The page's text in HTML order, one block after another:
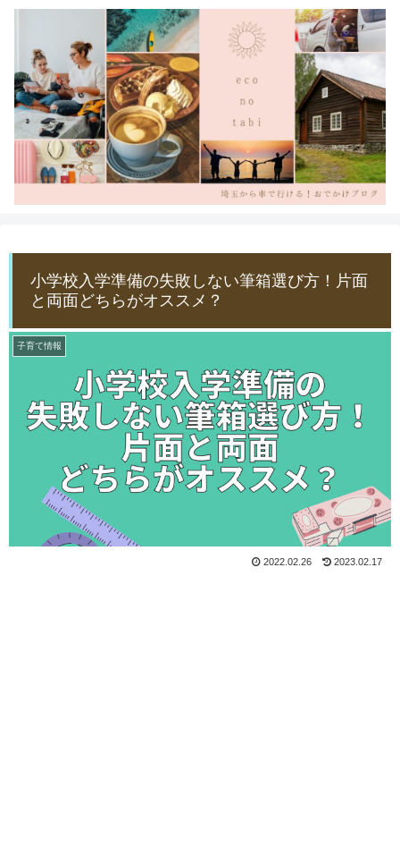
小学校入学準備の失敗しない筆箱選び方！片面
と両面どちらがオススメ？
子育て情報
2022.02.26 2023.02.17